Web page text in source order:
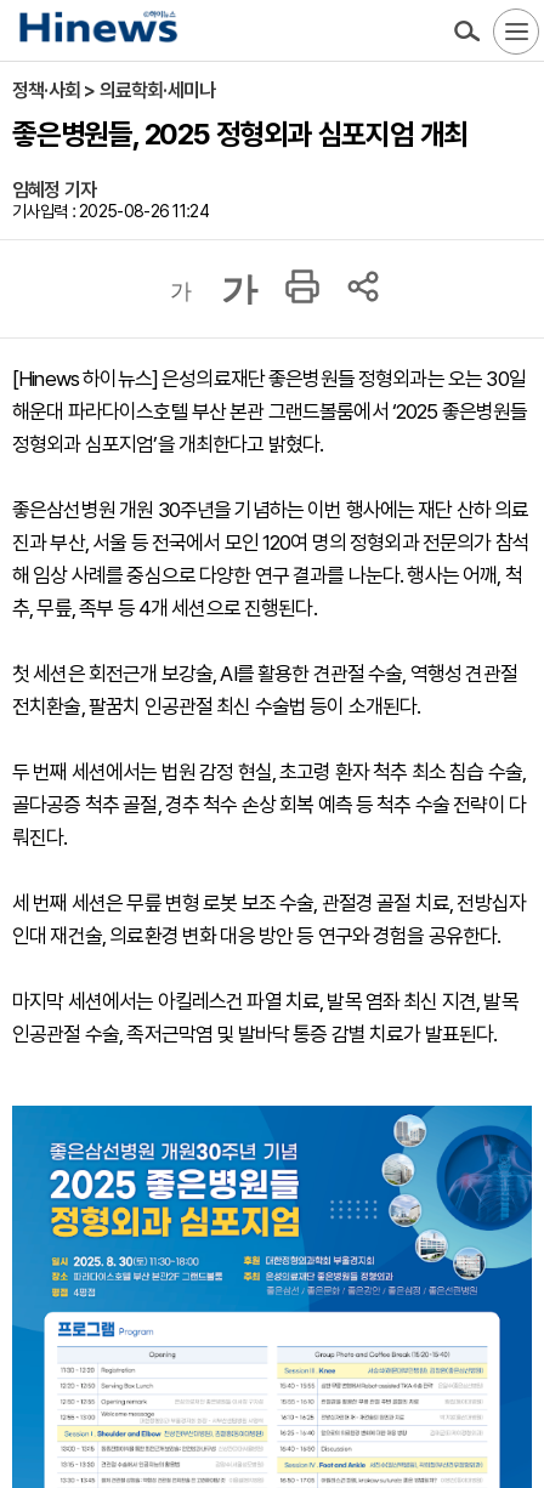
정책·사회 > 의료학회·세미나
좋은병원들, 2025 정형외과 심포지엄 개최
임혜정 기자
기사입력 : 2025-08-26 11:24
가 가
[Hinews 하이뉴스] 은성의료재단 좋은병원들 정형외과는 오는 30일
해운대 파라다이스호텔 부산 본관 그랜드볼룸에서 ‘2025 좋은병원들
정형외과 심포지엄’을 개최한다고 밝혔다.
좋은삼선병원 개원 30주년을 기념하는 이번 행사에는 재단 산하 의료
진과 부산, 서울 등 전국에서 모인 120여 명의 정형외과 전문의가 참석
해 임상 사례를 중심으로 다양한 연구 결과를 나눈다. 행사는 어깨, 척
추, 무릎, 족부 등 4개 세션으로 진행된다.
첫 세션은 회전근개 보강술, AI를 활용한 견관절 수술, 역행성 견관절
전치환술, 팔꿈치 인공관절 최신 수술법 등이 소개된다.
두 번째 세션에서는 법원 감정 현실, 초고령 환자 척추 최소 침습 수술,
골다공증 척추 골절, 경추 척수 손상 회복 예측 등 척추 수술 전략이 다
뤄진다.
세 번째 세션은 무릎 변형 로봇 보조 수술, 관절경 골절 치료, 전방십자
인대 재건술, 의료환경 변화 대응 방안 등 연구와 경험을 공유한다.
마지막 세션에서는 아킬레스건 파열 치료, 발목 염좌 최신 지견, 발목
인공관절 수술, 족저근막염 및 발바닥 통증 감별 치료가 발표된다.